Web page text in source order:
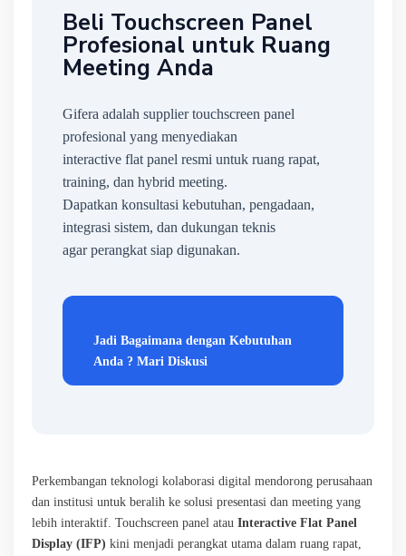
Beli Touchscreen Panel
Profesional untuk Ruang
Meeting Anda
Gifera adalah supplier touchscreen panel
profesional yang menyediakan
interactive flat panel resmi untuk ruang rapat,
training, dan hybrid meeting.
Dapatkan konsultasi kebutuhan, pengadaan,
integrasi sistem, dan dukungan teknis
agar perangkat siap digunakan.
Jadi Bagaimana dengan Kebutuhan
Anda ? Mari Diskusi
Perkembangan teknologi kolaborasi digital mendorong perusahaan
dan institusi untuk beralih ke solusi presentasi dan meeting yang
lebih interaktif. Touchscreen panel atau Interactive Flat Panel
Display (IFP) kini menjadi perangkat utama dalam ruang rapat,